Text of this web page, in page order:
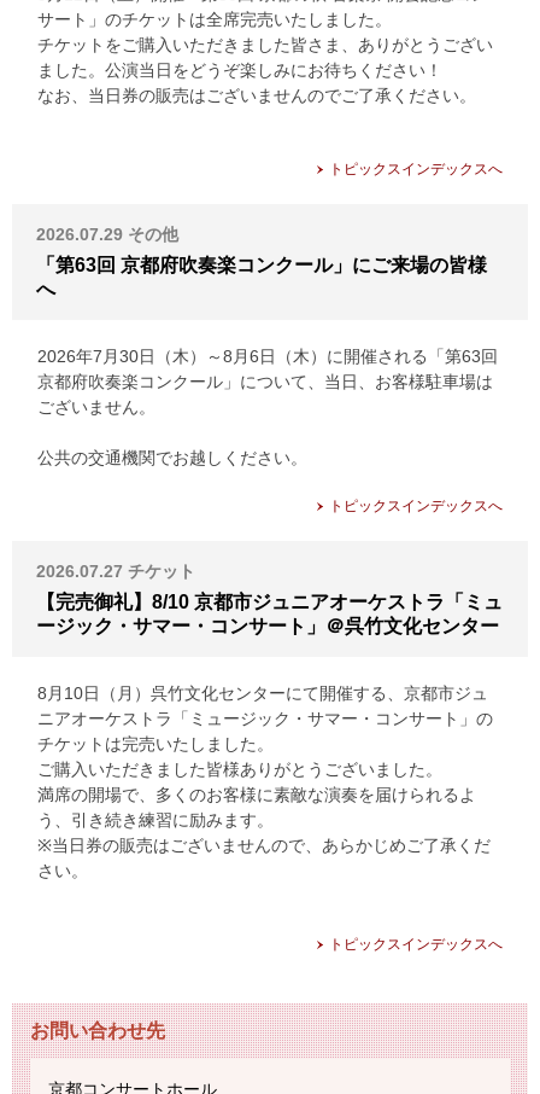
サート」のチケットは全席完売いたしました。
チケットをご購入いただきました皆さま、ありがとうござい
ました。公演当日をどうぞ楽しみにお待ちください！
なお、当日券の販売はございませんのでご了承ください。
トピックスインデックスへ
2026.07.29 その他
「第63回 京都府吹奏楽コンクール」にご来場の皆様
へ
2026年7月30日（木）～8月6日（木）に開催される「第63回
京都府吹奏楽コンクール」について、当日、お客様駐車場は
ございません。
公共の交通機関でお越しください。
トピックスインデックスへ
2026.07.27 チケット
【完売御礼】8/10 京都市ジュニアオーケストラ「ミュ
ージック・サマー・コンサート」＠呉竹文化センター
8月10日（月）呉竹文化センターにて開催する、京都市ジュ
ニアオーケストラ「ミュージック・サマー・コンサート」の
チケットは完売いたしました。
ご購入いただきました皆様ありがとうございました。
満席の開場で、多くのお客様に素敵な演奏を届けられるよ
う、引き続き練習に励みます。
※当日券の販売はございませんので、あらかじめご了承くだ
さい。
トピックスインデックスへ
お問い合わせ先
京都コンサートホール